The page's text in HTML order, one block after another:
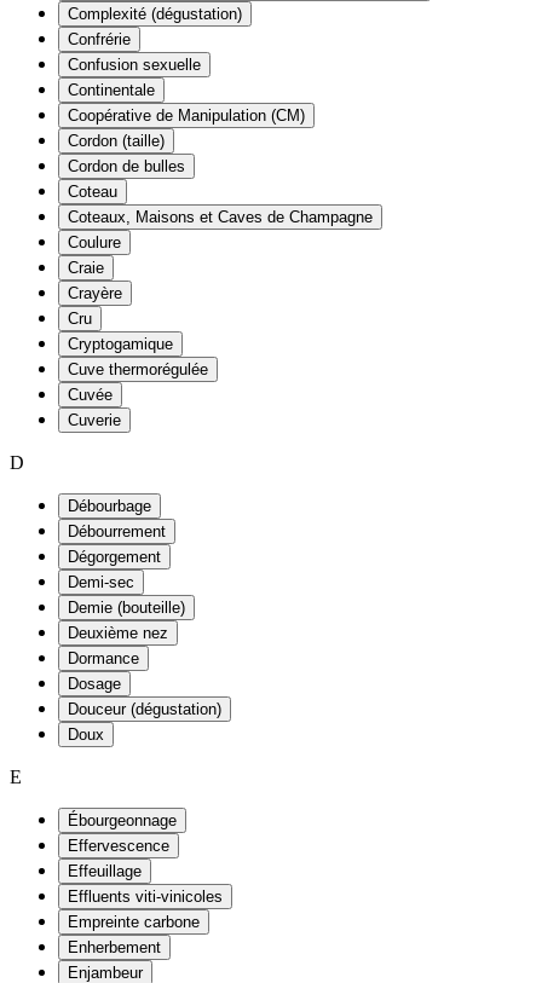
Complexité (dégustation)
Confrérie
Confusion sexuelle
Continentale
Coopérative de Manipulation (CM)
Cordon (taille)
Cordon de bulles
Coteau
Coteaux, Maisons et Caves de Champagne
Coulure
Craie
Crayère
Cru
Cryptogamique
Cuve thermorégulée
Cuvée
Cuverie
D
Débourbage
Débourrement
Dégorgement
Demi-sec
Demie (bouteille)
Deuxième nez
Dormance
Dosage
Douceur (dégustation)
Doux
E
Ébourgeonnage
Effervescence
Effeuillage
Effluents viti-vinicoles
Empreinte carbone
Enherbement
Enjambeur